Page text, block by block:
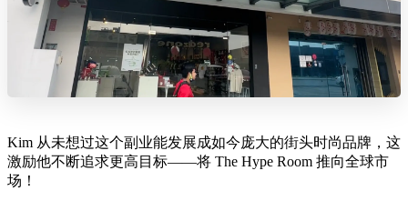
Kim 从未想过这个副业能发展成如今庞大的街头时尚品牌，这
激励他不断追求更高目标——将 The Hype Room 推向全球市
场！